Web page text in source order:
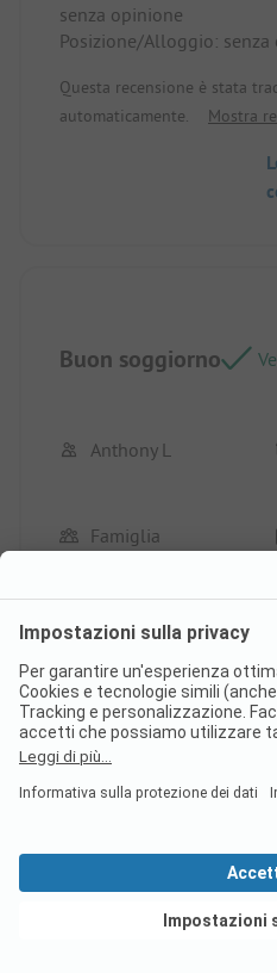
avevamo bisogno
Mobil-home sotto gli
perfetto
senza opinione
Posizione/Alloggio: senza
Questa recensione è stata
automaticamente.
Mostra
Buon soggiorno
Anthony L
Famiglia
Aspetti positivi
Grazie per la calda
bleu.
Posizione/Sistemazione:
Questa recensione è stata
automaticamente.
Vedi